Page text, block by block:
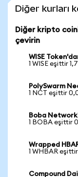
Diğer kurları
Diğer kripto
çevirin
WISE
1 WISE eşittir
PolySwarm
1 NCT eşittir
Boba
1 BOBA eşittir
Wrapped
1 WHBAR
Compound